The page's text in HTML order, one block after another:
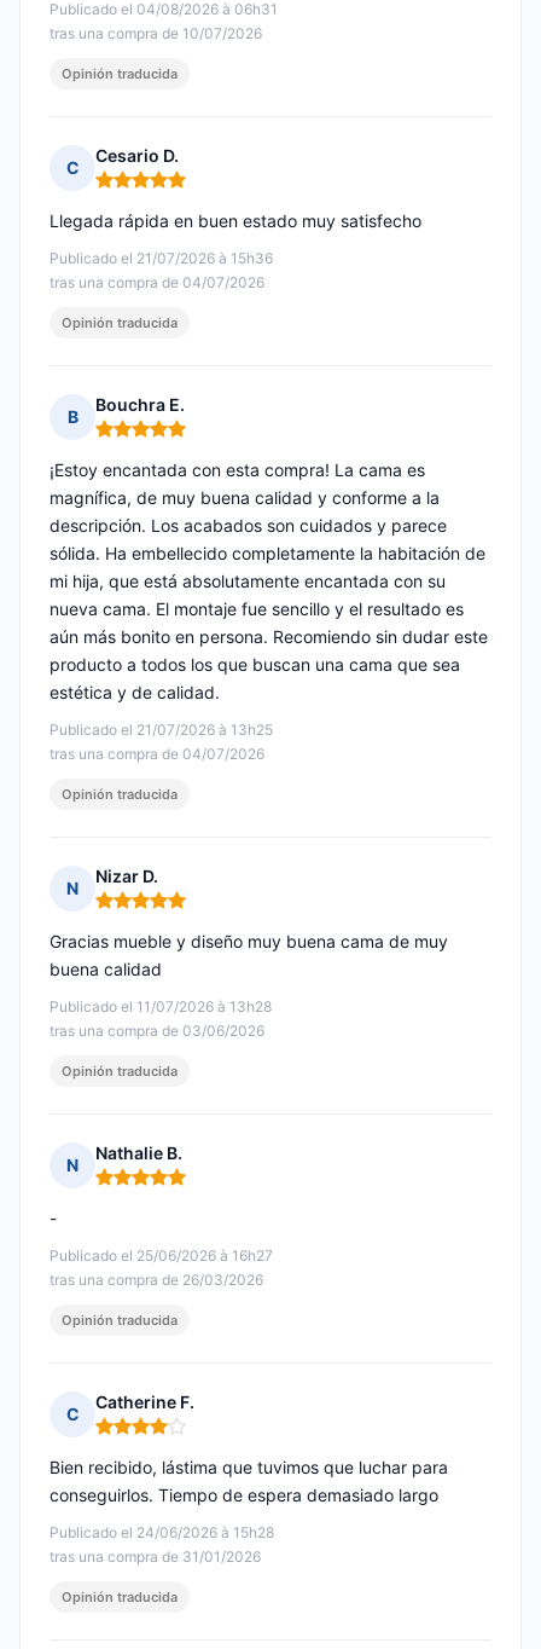
Publicado el 04/08/2026 à 06h31
tras una compra de 10/07/2026
Opinión traducida
C
Cesario D.
Nota: 5 de 5
Publicado el 21/07/2026 à 15h36
tras una compra de 04/07/2026
Llegada rápida en buen estado muy satisfecho
Opinión traducida
B
Bouchra E.
Nota: 5 de 5
Publicado el 21/07/2026 à 13h25
tras una compra de 04/07/2026
¡Estoy encantada con esta compra! La cama es
magnífica, de muy buena calidad y conforme a la
descripción. Los acabados son cuidados y parece
sólida. Ha embellecido completamente la habitación de
mi hija, que está absolutamente encantada con su
nueva cama. El montaje fue sencillo y el resultado es
aún más bonito en persona. Recomiendo sin dudar este
producto a todos los que buscan una cama que sea
estética y de calidad.
Opinión traducida
N
Nizar D.
Nota: 5 de 5
Publicado el 11/07/2026 à 13h28
tras una compra de 03/06/2026
Gracias mueble y diseño muy buena cama de muy
buena calidad
Opinión traducida
N
Nathalie B.
Nota: 5 de 5
Publicado el 25/06/2026 à 16h27
tras una compra de 26/03/2026
-
Opinión traducida
C
Catherine F.
Nota: 4 de 5
Publicado el 24/06/2026 à 15h28
tras una compra de 31/01/2026
Bien recibido, lástima que tuvimos que luchar para
conseguirlos. Tiempo de espera demasiado largo
Opinión traducida